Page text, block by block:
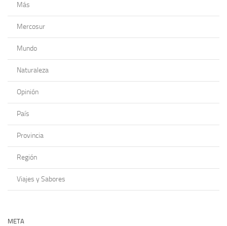
Más
Mercosur
Mundo
Naturaleza
Opinión
País
Provincia
Región
Viajes y Sabores
META